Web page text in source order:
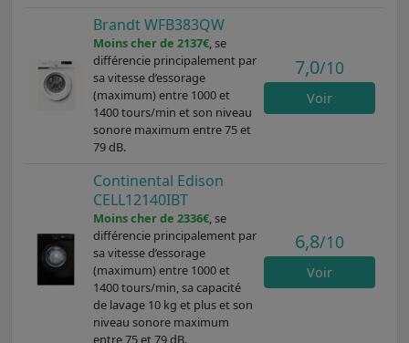
Brandt WFB383QW
Moins cher de 2137€, se
différencie principalement par
sa vitesse d’essorage
(maximum) entre 1000 et
1400 tours/min et son niveau
sonore maximum entre 75 et
79 dB.
7,0/10
Voir
Continental Edison
CELL12140IBT
Moins cher de 2336€, se
différencie principalement par
sa vitesse d’essorage
(maximum) entre 1000 et
1400 tours/min, sa capacité
de lavage 10 kg et plus et son
niveau sonore maximum
entre 75 et 79 dB.
6,8/10
Voir